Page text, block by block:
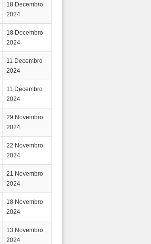
18 Decembro
2024
18 Decembro
2024
11 Decembro
2024
11 Decembro
2024
29 Novembro
2024
22 Novembro
2024
21 Novembro
2024
18 Novembro
2024
13 Novembro
2024